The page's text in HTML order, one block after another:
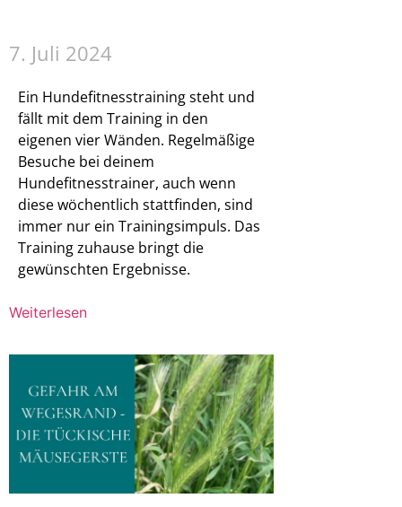
7. Juli 2024
Ein Hundefitnesstraining steht und
fällt mit dem Training in den
eigenen vier Wänden. Regelmäßige
Besuche bei deinem
Hundefitnesstrainer, auch wenn
diese wöchentlich stattfinden, sind
immer nur ein Trainingsimpuls. Das
Training zuhause bringt die
gewünschten Ergebnisse.
Weiterlesen